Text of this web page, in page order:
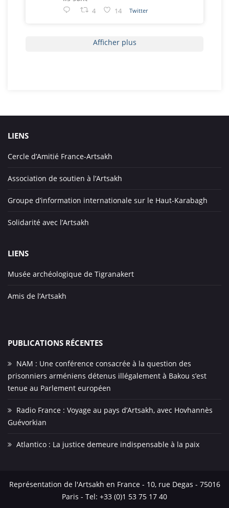
4 14 Twitter
Afficher plus
LIENS
Cercle d’Amitié France-Artsakh
Association de soutien à l’Artsakh
Groupe d’information internationale sur le Haut-Karabagh
Solidarité avec l’Artsakh
LIENS
Musée archéologique de Tigranakert
Amis de l’Artsakh
PUBLICATIONS RÉCENTES
NAM : Une conférence consacrée à la question des
prisonniers arméniens détenus illégalement à Bakou s’est
tenue au Parlement européen
Radio France : Voyage au pays d’Artsakh, avec Hovhannès
Guévorkian
Atlantico : La justice demeure indispensable à la paix
Représentation de l'Artsakh en France - 10, rue Degas - 75016
Paris - Tel: +33 (0)1 53 75 17 40